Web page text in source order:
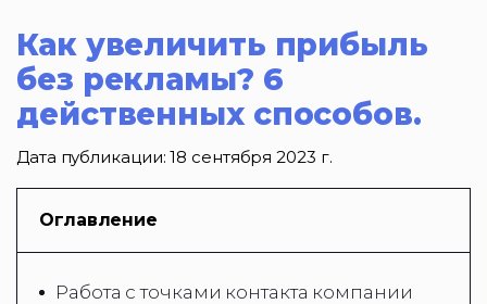
Как увеличить прибыль
без рекламы? 6
действенных способов.
Дата публикации:18 сентября 2023 г.
Оглавление
Работа с точками контакта компании